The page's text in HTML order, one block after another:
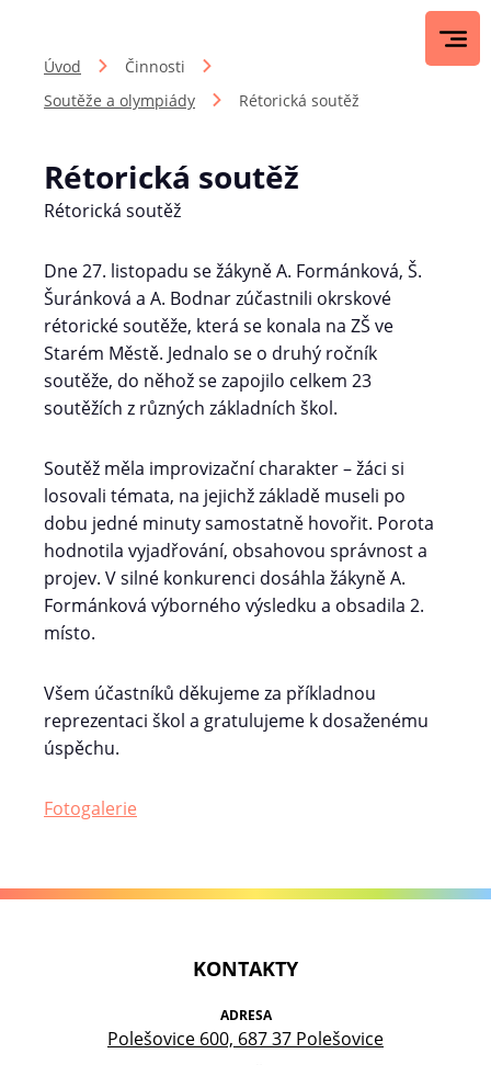
Úvod
Činnosti
Soutěže a olympiády
Rétorická soutěž
Rétorická soutěž
Rétorická soutěž
Dne 27. listopadu se žákyně A. Formánková, Š.
Šuránková a A. Bodnar zúčastnili okrskové
rétorické soutěže, která se konala na ZŠ ve
Starém Městě. Jednalo se o druhý ročník
soutěže, do něhož se zapojilo celkem 23
soutěžích z různých základních škol.
Soutěž měla improvizační charakter – žáci si
losovali témata, na jejichž základě museli po
dobu jedné minuty samostatně hovořit. Porota
hodnotila vyjadřování, obsahovou správnost a
projev. V silné konkurenci dosáhla žákyně A.
Formánková výborného výsledku a obsadila 2.
místo.
Všem účastníků děkujeme za příkladnou
reprezentaci škol a gratulujeme k dosaženému
úspěchu.
Fotogalerie
KONTAKTY
ADRESA
Polešovice 600, 687 37 Polešovice